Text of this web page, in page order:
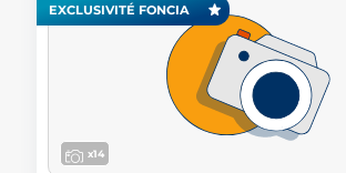
EXCLUSIVITÉ FONCIA
x14